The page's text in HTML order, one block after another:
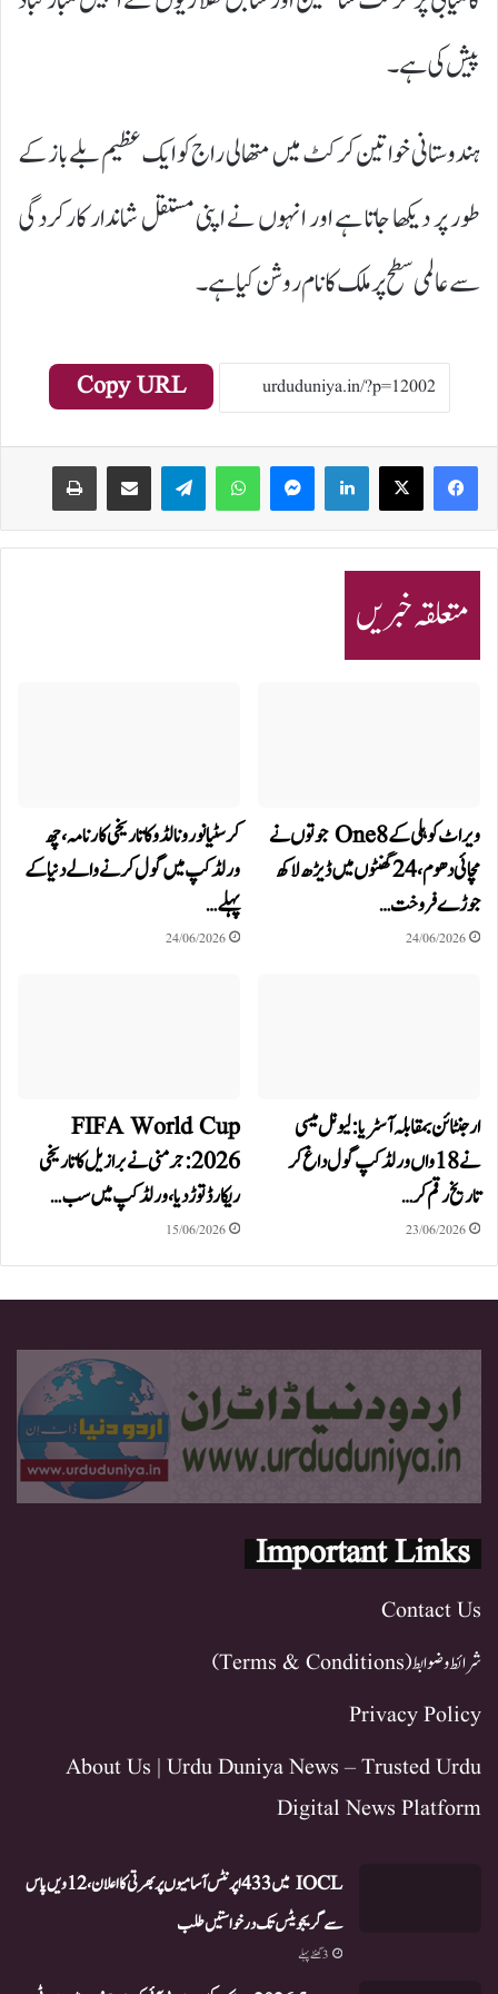
پیش کی ہے۔
ہندوستانی خواتین کرکٹ میں متھالی راج کو ایک عظیم بلے باز کے
طور پر دیکھا جاتا ہے اور انہوں نے اپنی مستقل شاندار کارکردگی
سے عالمی سطح پر ملک کا نام روشن کیا ہے۔
Copy URL
LinkedIn
WhatsApp
Telegram
متعلقہ خبریں
ویراٹ کوہلی کے One8 جوتوں نے
مچائی دھوم، 24 گھنٹوں میں ڈیڑھ لاکھ
جوڑے فروخت…
24/06/2026
کرسٹیانو رونالڈو کا تاریخی کارنامہ، چھ
ورلڈ کپ میں گول کرنے والے دنیا کے
پہلے…
24/06/2026
ارجنٹائن بمقابلہ آسٹریا: لیونل میسی
نے 18واں ورلڈ کپ گول داغ کر
تاریخ رقم کر…
23/06/2026
FIFA World Cup
2026:جرمنی نے برازیل کا تاریخی
ریکارڈ توڑ دیا، ورلڈ کپ میں سب…
15/06/2026
Important Links
Contact Us
شرائط و ضوابط (Terms & Conditions)
Privacy Policy
About Us | Urdu Duniya News – Trusted Urdu
Digital News Platform
IOCL میں 433 اپرنٹس آسامیوں پر بھرتی کا اعلان، 12ویں پاس
سے گریجویٹس تک درخواستیں طلب
3 گھنٹے پہلے